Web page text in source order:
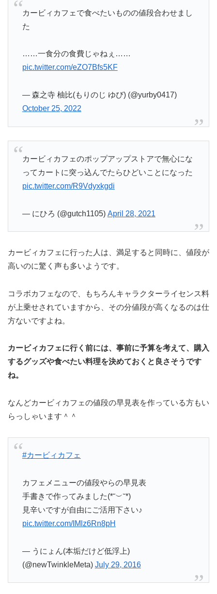
カービィカフェで食べたいものの値段合わせまし
た
……一食分の食費じゃねぇ……
pic.twitter.com/eZO7Bfs5KF
— 森之寺 柚比(もりのじ ゆび) (@yurby0417)
October 25, 2022
カービィカフェのポップアップストアで無心にな
ってカートに突っ込んでたらひどいことになった
pic.twitter.com/R9Vdyxkgdi
— にひろ (@gutch1105) April 28, 2021
カービィカフェに行った人は、満足すると同時に、値段が
高いのに驚く声も多いようです。
コラボカフェなので、もちろんキャラクターライセンス料
が上乗せされていますから、その分値段が高くなるのは仕
方ないですよね。
カービィカフェに行く前には、事前に予算を考えて、購入
するグッズや食べたい料理を決めておくと良さそうです
ね。
なんどカービィカフェの値段の早見表を作っている方もい
らっしゃいます＾＾
#カービィカフェ
カフェメニューの値段やらの早見表
手書きで作ってみました(*˘︶˘*)
見辛いですが自由にご活用下さい♪
pic.twitter.com/IMlz6Rn8pH
— うにょん(本垢だけど低浮上)
(@newTwinkleMeta) July 29, 2016